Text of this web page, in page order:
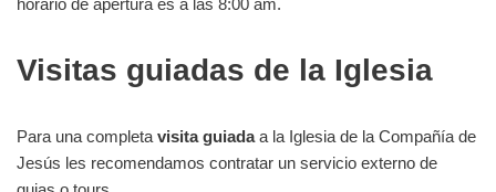
Visitas guiadas de la Iglesia
Para una completa visita guiadaa la Iglesia de la Compañía de
Jesús les recomendamos contratar un servicio externo de